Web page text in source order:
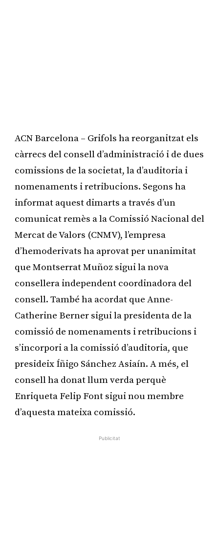
ACN Barcelona – Grifols ha reorganitzat els
càrrecs del consell d’administració i de dues
comissions de la societat, la d’auditoria i
nomenaments i retribucions. Segons ha
informat aquest dimarts a través d’un
comunicat remès a la Comissió Nacional del
Mercat de Valors (CNMV), l’empresa
d’hemoderivats ha aprovat per unanimitat
que Montserrat Muñoz sigui la nova
consellera independent coordinadora del
consell. També ha acordat que Anne-
Catherine Berner sigui la presidenta de la
comissió de nomenaments i retribucions i
s’incorpori a la comissió d’auditoria, que
presideix Íñigo Sánchez Asiaín. A més, el
consell ha donat llum verda perquè
Enriqueta Felip Font sigui nou membre
d’aquesta mateixa comissió.
Publicitat